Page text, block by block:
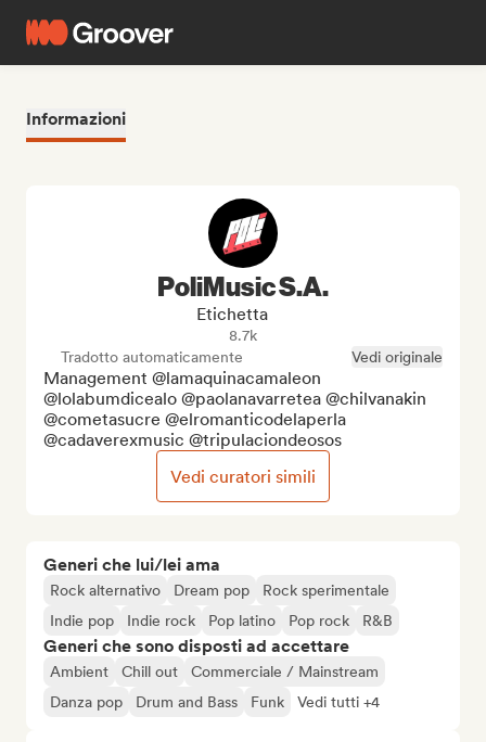
Informazioni
Generi che lui/lei ama
Rock alternativo Dream pop
Rock sperimentale
Indie pop
Indie rock Pop latino Pop rock R&B
Generi che sono disposti ad accettare
Ambient Chill out
Commerciale / Mainstream
Danza pop
Drum and Bass Funk Vedi tutti +4
PoliMusic S.A.
Etichetta
8.7k
Tradotto automaticamente
Vedi originale
Management @lamaquinacamaleon
@lolabumdicealo @paolanavarretea @chilvanakin
@cometasucre @elromanticodelaperla
@cadaverexmusic @tripulaciondeosos
Vedi curatori simili